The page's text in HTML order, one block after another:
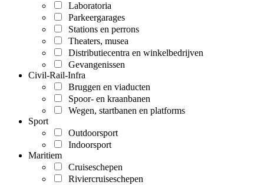
Laboratoria
Parkeergarages
Stations en perrons
Theaters, musea
Distributiecentra en winkelbedrijven
Gevangenissen
Civil-Rail-Infra
Bruggen en viaducten
Spoor- en kraanbanen
Wegen, startbanen en platforms
Sport
Outdoorsport
Indoorsport
Maritiem
Cruiseschepen
Riviercruiseschepen